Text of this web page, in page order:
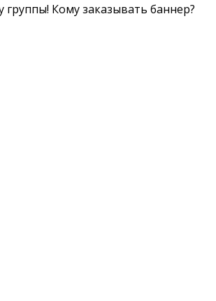
Кому заказывать баннер?